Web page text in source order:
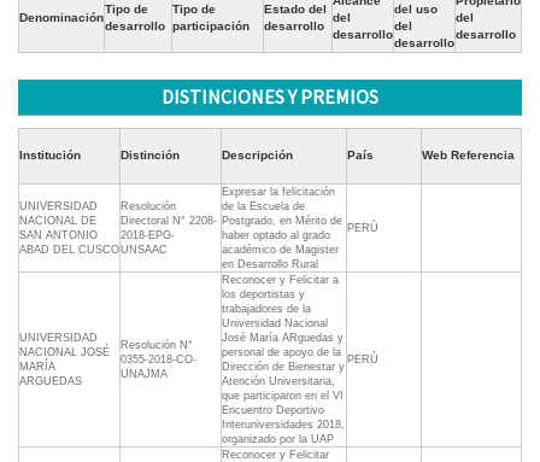
Denominación
Tipo de
desarrollo
Tipo de
participación
Estado del
desarrollo
del
desarrollo
del uso
del
desarrollo
del
desarrollo
DISTINCIONES Y PREMIOS
Institución Distinción Descripción País Web Referencia
UNIVERSIDAD
NACIONAL DE
SAN ANTONIO
ABAD DEL CUSCO
Resolución
Directoral N° 2208-
2018-EPG-
UNSAAC
Expresar la felicitación
de la Escuela de
Postgrado, en Mérito de
haber optado al grado
académico de Magister
en Desarrollo Rural
PERÚ
UNIVERSIDAD
NACIONAL JOSÉ
MARÍA
ARGUEDAS
Resolución N°
0355-2018-CO-
UNAJMA
Reconocer y Felicitar a
los deportistas y
trabajadores de la
Universidad Nacional
José María ARguedas y
personal de apoyo de la
Dirección de Bienestar y
Atención Universitaria,
que participaron en el VI
Encuentro Deportivo
Interuniversidades 2018,
organizado por la UAP
PERÚ
Reconocer y Felicitar